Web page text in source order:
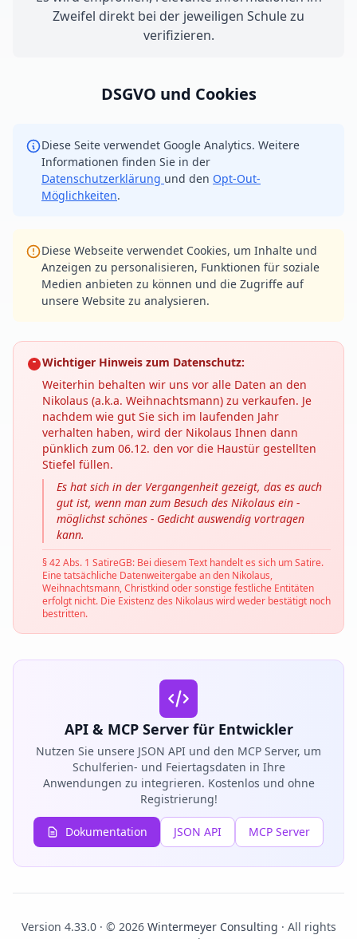
Zweifel direkt bei der jeweiligen Schule zu
verifizieren.
DSGVO und Cookies
Diese Seite verwendet Google Analytics. Weitere
Informationen finden Sie in der
Datenschutzerklärung und den Opt-Out-
Möglichkeiten.
Diese Webseite verwendet Cookies, um Inhalte und
Anzeigen zu personalisieren, Funktionen für soziale
Medien anbieten zu können und die Zugriffe auf
unsere Website zu analysieren.
Wichtiger Hinweis zum Datenschutz:
Weiterhin behalten wir uns vor alle Daten an den
Nikolaus (a.k.a. Weihnachtsmann) zu verkaufen. Je
nachdem wie gut Sie sich im laufenden Jahr
verhalten haben, wird der Nikolaus Ihnen dann
pünklich zum 06.12. den vor die Haustür gestellten
Stiefel füllen.
Es hat sich in der Vergangenheit gezeigt, das es auch
gut ist, wenn man zum Besuch des Nikolaus ein -
möglichst schönes - Gedicht auswendig vortragen
kann.
§ 42 Abs. 1 SatireGB: Bei diesem Text handelt es sich um Satire.
Eine tatsächliche Datenweitergabe an den Nikolaus,
Weihnachtsmann, Christkind oder sonstige festliche Entitäten
erfolgt nicht. Die Existenz des Nikolaus wird weder bestätigt noch
bestritten.
API & MCP Server für Entwickler
Nutzen Sie unsere JSON API und den MCP Server, um
Schulferien- und Feiertagsdaten in Ihre
Anwendungen zu integrieren. Kostenlos und ohne
Registrierung!
Dokumentation JSON API MCP Server
Version 4.33.0 · © 2026 Wintermeyer Consulting · All rights